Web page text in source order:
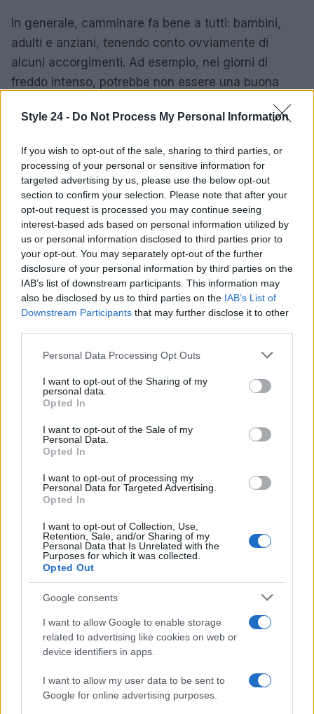
Style 24 - Do Not Process My Personal Information
If you wish to opt-out of the sale, sharing to third parties, or
processing of your personal or sensitive information for
targeted advertising by us, please use the below opt-out
section to confirm your selection. Please note that after your
opt-out request is processed you may continue seeing
interest-based ads based on personal information utilized by
us or personal information disclosed to third parties prior to
your opt-out. You may separately opt-out of the further
disclosure of your personal information by third parties on the
IAB’s list of downstream participants. This information may
also be disclosed by us to third parties on the IAB’s List of
Downstream Participants that may further disclose it to other
Please note that this website/app uses one or more Google
not limited to your visit or usage behaviour. You may click to
grant or deny consent to Google and its third-party tags to
use your data for below specified purposes in below Google
consent section.
Personal Data Processing Opt Outs
I want to opt-out of the Sharing of my
personal data.
Opted In
I want to opt-out of the Sale of my
Personal Data.
Opted In
I want to opt-out of processing my
Personal Data for Targeted Advertising.
Opted In
I want to opt-out of Collection, Use,
Retention, Sale, and/or Sharing of my
Personal Data that Is Unrelated with the
Purposes for which it was collected.
Opted Out
Google consents
I want to allow Google to enable storage
related to advertising like cookies on web or
device identifiers in apps.
I want to allow my user data to be sent to
Google for online advertising purposes.
In generale, camminare fa bene a tutti: bambini,
adulti e anziani, tenendo conto ovviamente di
alcuni accorgimenti. Ad esempio, nei giorni di
freddo intenso, potrebbe non essere una buona
idea portare a camminare i bambini e le persone
molto anziane. Gli adulti e i giovani, però, possono
particolari malattie.
In sintesi, abbiamo analizzato i numerosi vantaggi
di camminare nel freddo e, più in generale, i
benefici di una camminata. Dunque, mettiamo da
parte la pigrizia nei mesi invernali: è un’attività che
non costa niente ma produce benefici immediati.